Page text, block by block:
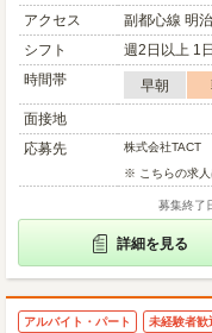
アクセス
副都心線 明
シフト
週2日以上 1
時間帯
早朝
面接地
応募先
株式会社TACT
※ こちらの求人
募集終了
詳細を見る
アルバイト・パート 未経験者歓